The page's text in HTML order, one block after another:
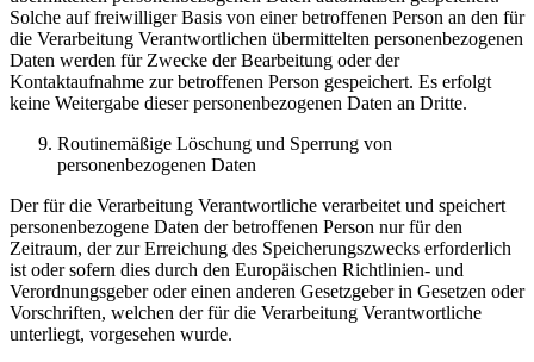
Solche auf freiwilliger Basis von einer betroffenen Person an den für
die Verarbeitung Verantwortlichen übermittelten personenbezogenen
Daten werden für Zwecke der Bearbeitung oder der
Kontaktaufnahme zur betroffenen Person gespeichert. Es erfolgt
keine Weitergabe dieser personenbezogenen Daten an Dritte.
Routinemäßige Löschung und Sperrung von
personenbezogenen Daten
Der für die Verarbeitung Verantwortliche verarbeitet und speichert
personenbezogene Daten der betroffenen Person nur für den
Zeitraum, der zur Erreichung des Speicherungszwecks erforderlich
ist oder sofern dies durch den Europäischen Richtlinien- und
Verordnungsgeber oder einen anderen Gesetzgeber in Gesetzen oder
Vorschriften, welchen der für die Verarbeitung Verantwortliche
unterliegt, vorgesehen wurde.